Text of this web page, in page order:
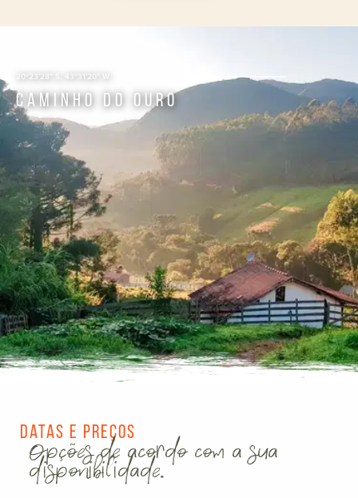
20º23'28" S, 43º31'20" W
Caminho do Ouro
Datas e Preços
Opções de acordo com a sua
disponibilidade.